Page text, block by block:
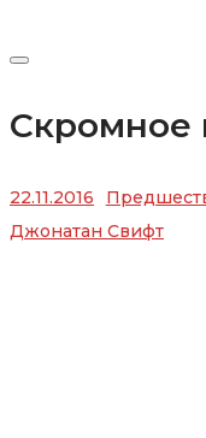
Скромное
22.11.2016
Джонатан Свифт